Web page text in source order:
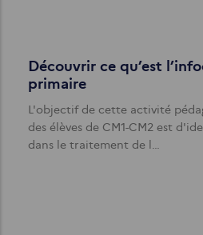
Découvrir ce qu’est
primaire
L'objectif de cette activité
des élèves de CM1-CM2 est
dans le traitement de l…